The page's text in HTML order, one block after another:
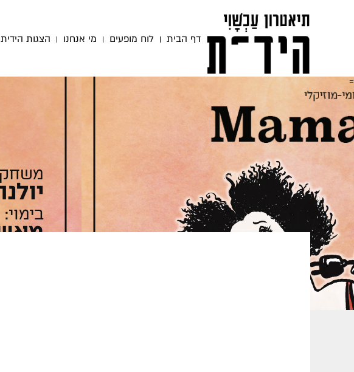
דף הבית לוח מופעים מי אנחנו הצגות הידית
=